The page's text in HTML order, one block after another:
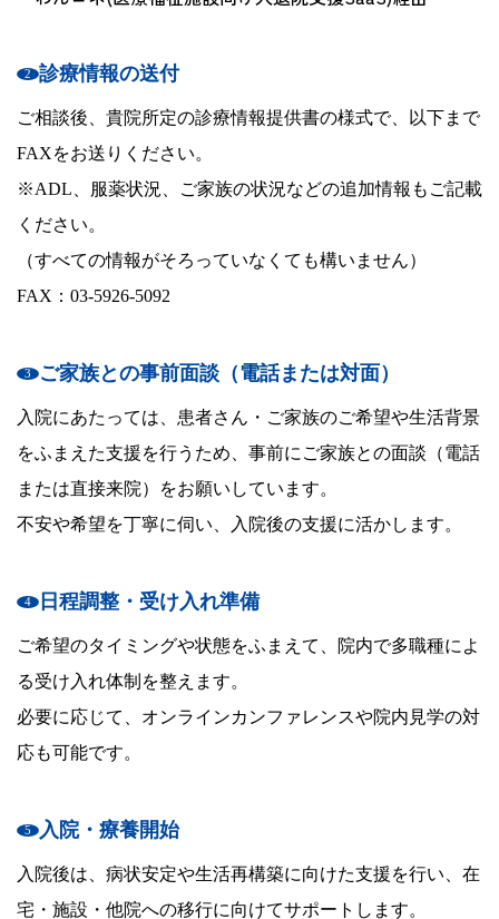
診療情報の送付
ご相談後、貴院所定の診療情報提供書の様式で、以下まで
FAXをお送りください。
※ADL、服薬状況、ご家族の状況などの追加情報もご記載
ください。
（すべての情報がそろっていなくても構いません）
FAX：03-5926-5092
ご家族との事前面談（電話または対面）
入院にあたっては、患者さん・ご家族のご希望や生活背景
をふまえた支援を行うため、事前にご家族との面談（電話
または直接来院）をお願いしています。
不安や希望を丁寧に伺い、入院後の支援に活かします。
日程調整・受け入れ準備
ご希望のタイミングや状態をふまえて、院内で多職種によ
る受け入れ体制を整えます。
必要に応じて、オンラインカンファレンスや院内見学の対
応も可能です。
入院・療養開始
入院後は、病状安定や生活再構築に向けた支援を行い、在
宅・施設・他院への移行に向けてサポートします。